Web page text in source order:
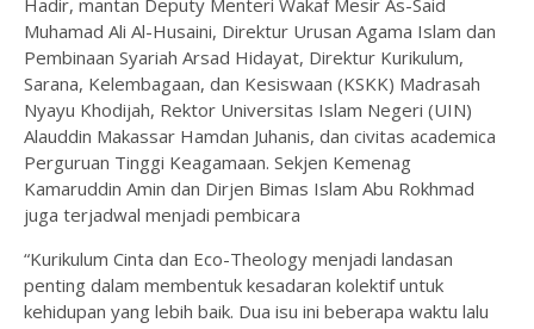
Muhamad Ali Al-Husaini, Direktur Urusan Agama Islam dan
Pembinaan Syariah Arsad Hidayat, Direktur Kurikulum,
Sarana, Kelembagaan, dan Kesiswaan (KSKK) Madrasah
Nyayu Khodijah, Rektor Universitas Islam Negeri (UIN)
Alauddin Makassar Hamdan Juhanis, dan civitas academica
Perguruan Tinggi Keagamaan. Sekjen Kemenag
Kamaruddin Amin dan Dirjen Bimas Islam Abu Rokhmad
juga terjadwal menjadi pembicara
“Kurikulum Cinta dan Eco-Theology menjadi landasan
penting dalam membentuk kesadaran kolektif untuk
kehidupan yang lebih baik. Dua isu ini beberapa waktu lalu